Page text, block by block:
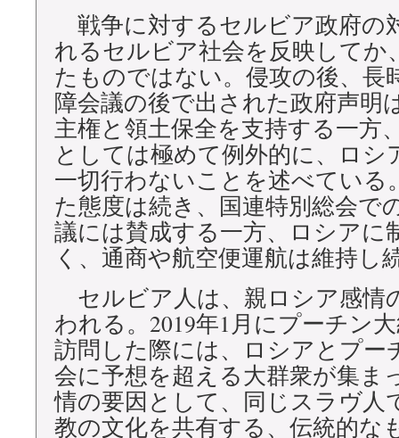
戦争に対するセルビア政府の
れるセルビア社会を反映してか
たものではない。侵攻の後、長
障会議の後で出された政府声明
主権と領土保全を支持する一方
としては極めて例外的に、ロシ
一切行わないことを述べている
た態度は続き、国連特別総会で
議には賛成する一方、ロシアに
く、通商や航空便運航は維持し
セルビア人は、親ロシア感情
われる。2019年1月にプーチン
訪問した際には、ロシアとプー
会に予想を超える大群衆が集ま
情の要因として、同じスラヴ人
教の文化を共有する、伝統的な